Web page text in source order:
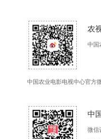
农
中国
中国农业电影电视中心官方
中
微信